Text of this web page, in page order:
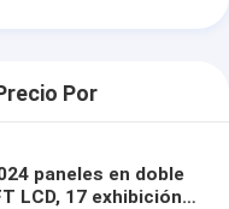
Por
paneles en doble
LCD, 17 exhibición